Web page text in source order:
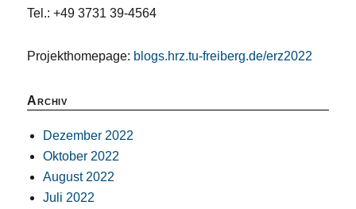
Tel.: +49 3731 39-4564
Projekthomepage: blogs.hrz.tu-freiberg.de/erz2022
Archiv
Dezember 2022
Oktober 2022
August 2022
Juli 2022